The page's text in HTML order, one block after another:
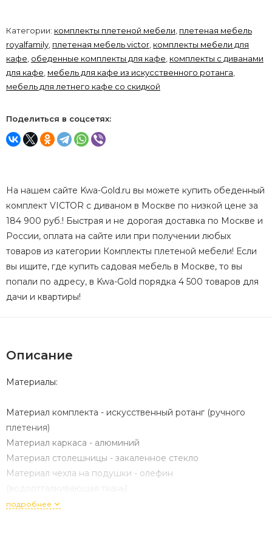
Категории: комплекты плетеной мебели, плетеная мебель
royalfamily, плетеная мебель victor, комплекты мебели для
кафе, обеденные комплекты для кафе, комплекты с диванами
для кафе, мебель для кафе из искусственного ротанга,
мебель для летнего кафе со скидкой
Поделиться в соцсетях:
На нашем сайте Kwa-Gold.ru вы можете купить обеденный
комплект VICTOR с диваном в Москве по низкой цене за
184 900 руб.! Быстрая и не дорогая доставка по Москве и
России, оплата на сайте или при получении любых
товаров из категории Комплекты плетеной мебели! Если
вы ищите, где купить садовая мебель в Москве, то вы
попали по адресу, в Kwa-Gold порядка 4 500 товаров для
дачи и квартиры!
Описание
Материалы:
Материал комплекта - искусственный ротанг (ручного
плетения)
Материал каркаса - алюминий
Материал столешницы - закаленное стекло
Материал чехла на подушки - олефин
Материал наполнителя подушек под спину -
подробнее